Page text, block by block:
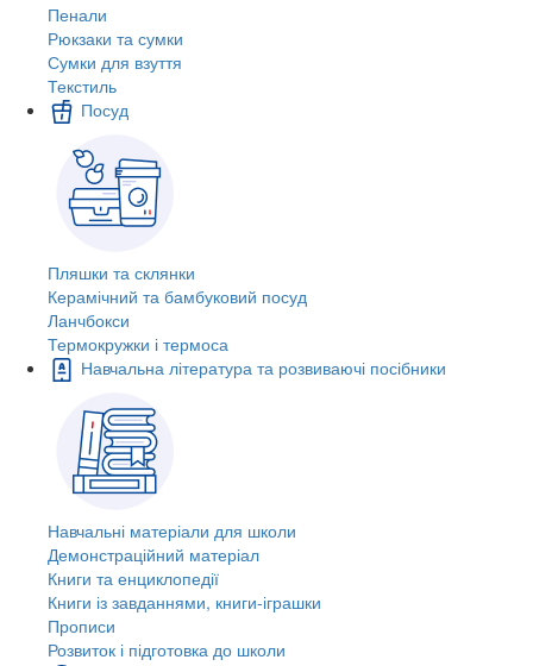
Пенали
Рюкзаки та сумки
Сумки для взуття
Текстиль
Посуд
Пляшки та склянки
Керамічний та бамбуковий посуд
Ланчбокси
Термокружки і термоса
Навчальна література та розвиваючі посібники
Навчальні матеріали для школи
Демонстраційний матеріал
Книги та енциклопедії
Книги із завданнями, книги-іграшки
Прописи
Розвиток і підготовка до школи